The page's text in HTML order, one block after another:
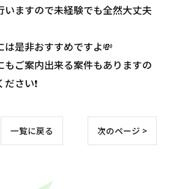
ますので未経験でも全然大丈夫
是非おすすめですよ💸
ご案内出来る案件もありますの
さい❗️
一覧に戻る 次のページ >